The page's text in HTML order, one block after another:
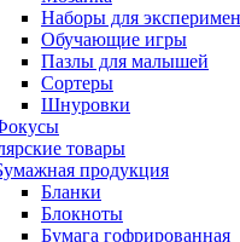
Наборы для
Обучающие игры
Пазлы для малышей
Сортеры
Шнуровки
товары
продукция
Бланки
Блокноты
Бумага гофрированная